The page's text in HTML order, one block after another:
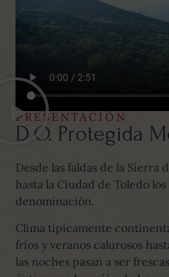
PRESENTACIÓN
D.O. Protegida
Desde las faldas de la Sierra
hasta la Ciudad de Toledo
denominación.
Clima típicamente
fríos y veranos calurosos
las noches pasan a ser